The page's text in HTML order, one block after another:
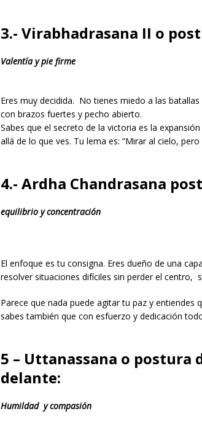
3.- Virabhadrasana II o
Valentía y pie firme
Eres muy decidida. No tienes miedo a las
con brazos fuertes y pecho abierto.
Sabes que el secreto de la victoria es la
allá de lo que ves. Tu lema es: “Mirar al cielo,
4.- Ardha Chandrasana
equilibrio y concentración
El enfoque es tu consigna. Eres dueño de una
resolver situaciones difíciles sin perder el centro,
Parece que nada puede agitar tu paz y entiendes
sabes también que con esfuerzo y dedicación
5 – Uttanassana o postura
delante:
Humildad y compasión